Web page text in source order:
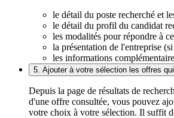
le détail du poste recherché et
le détail du profil du candidat
les modalités pour répondre à
la présentation de l'entreprise
les informations
5. Ajouter à votre sélection les offres
Depuis la page de résultats de
d'une offre consultée, vous pouvez
votre choix à votre sélection. Il suffit